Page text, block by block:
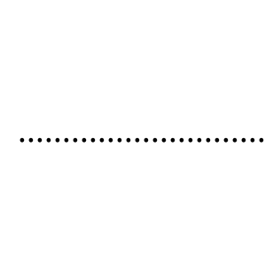
............................